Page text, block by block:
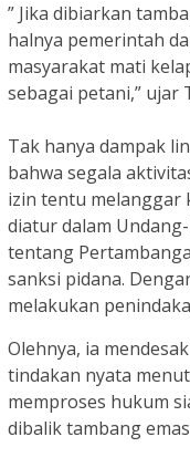
” Jika dibiarkan
halnya pemerintah
masyarakat mati
sebagai petani,” ujar
Tak hanya dampak
bahwa segala
izin tentu melanggar
diatur dalam
tentang
sanksi pidana.
melakukan
Olehnya, ia
tindakan nyata
memproses hukum
dibalik tambang